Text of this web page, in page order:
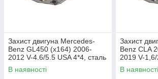
Захист двигуна Mercedes-
Benz GL450 (x164) 2006-
2012 V-4.6/5.5 USA 4*4, сталь
2 мм, закр. двс+кп+розд
В наявності
Захист
Benz CLA
2019 V-
сталь 2 мм,
В наявності